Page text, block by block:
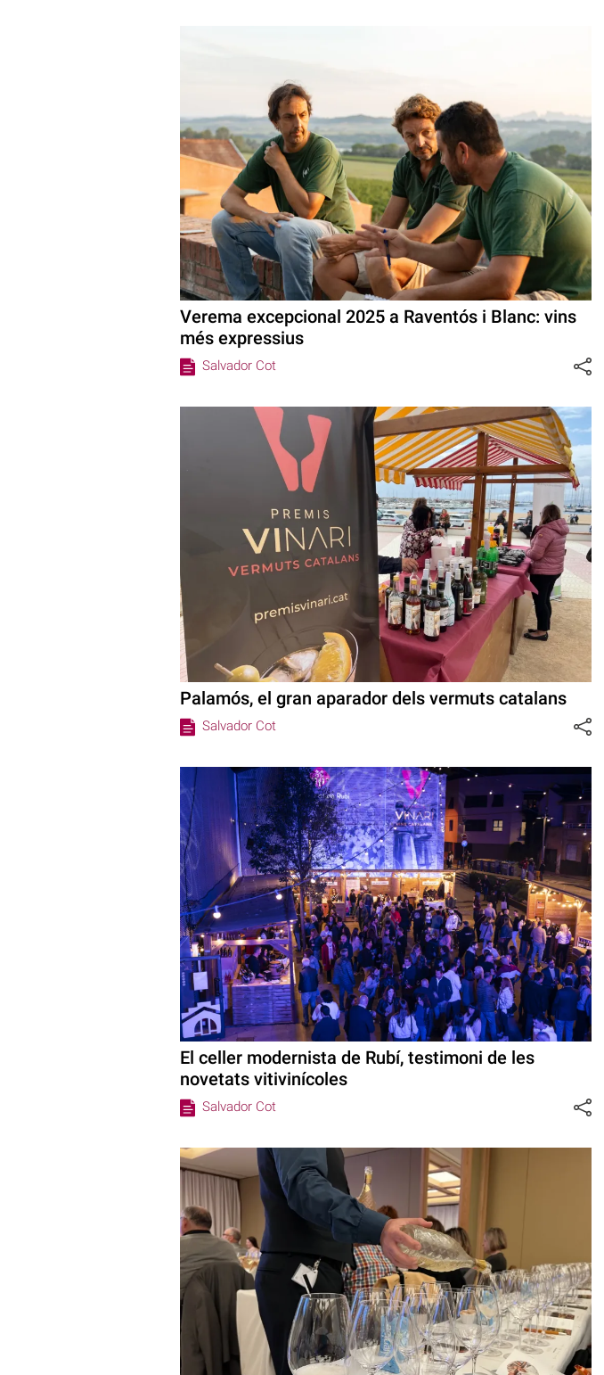
Verema excepcional 2025 a Raventós i Blanc: vins
més expressius
Salvador Cot
Palamós, el gran aparador dels vermuts catalans
Salvador Cot
El celler modernista de Rubí, testimoni de les
novetats vitivinícoles
Salvador Cot